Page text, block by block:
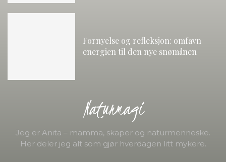
Fornyelse og refleksjon: omfavn
energien til den nye snømånen
Naturmagi
Jeg er Anita – mamma, skaper og naturmenneske.
Her deler jeg alt som gjør hverdagen litt mykere.